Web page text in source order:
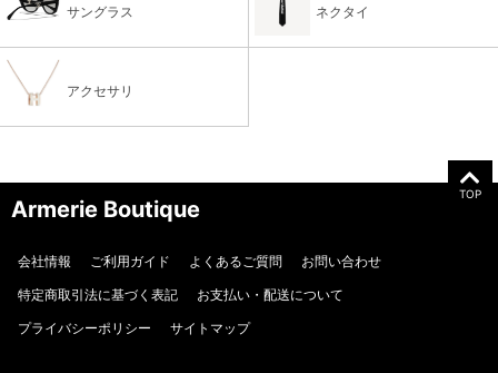
サングラス ネクタイ
アクセサリ
TOP
Armerie Boutique
会社情報 ご利用ガイド よくあるご質問
お問い合わせ
特定商取引法に基づく表記
お支払い・配送について
プライバシーポリシー
サイトマップ